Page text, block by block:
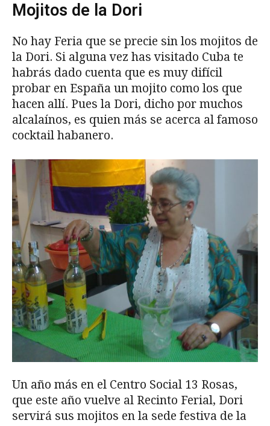
Mojitos de la Dori
No hay Feria que se precie sin los mojitos de
la Dori. Si alguna vez has visitado Cuba te
habrás dado cuenta que es muy difícil
probar en España un mojito como los que
hacen allí. Pues la Dori, dicho por muchos
alcalaínos, es quien más se acerca al famoso
cocktail habanero.
Un año más en el Centro Social 13 Rosas,
que este año vuelve al Recinto Ferial, Dori
servirá sus mojitos en la sede festiva de la